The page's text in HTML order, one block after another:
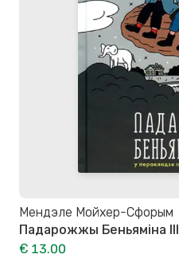
Мендэле Мойхер-Сфорым
Падарожжы Беньяміна ІІІ
€ 13.00